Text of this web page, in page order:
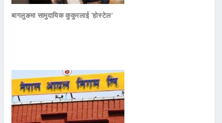
बागलुङमा सामुदायिक कुकुरलाई ‘होस्टेल’